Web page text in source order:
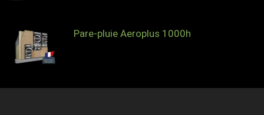
Pare-pluie Aeroplus 1000h